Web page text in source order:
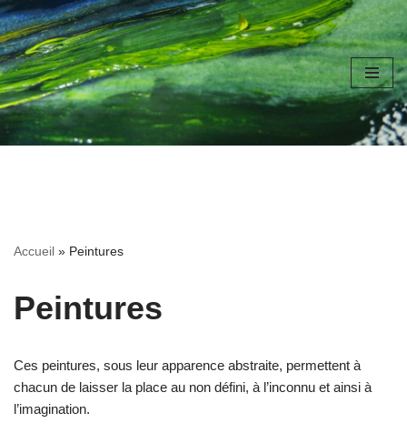
Aller
au
contenu
Accueil » Peintures
Peintures
Ces peintures, sous leur apparence abstraite, permettent à
chacun de laisser la place au non défini, à l’inconnu et ainsi à
l’imagination.